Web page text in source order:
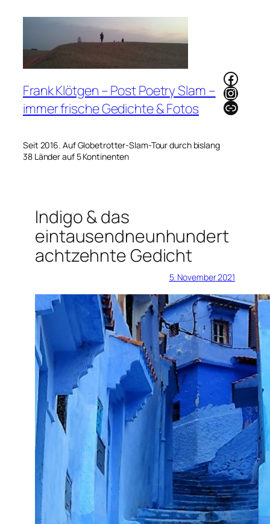
Frank Klötgen – Post Poetry Slam –
immer frische Gedichte & Fotos
Seit 2016. Auf Globetrotter-Slam-Tour durch bislang
38 Länder auf 5 Kontinenten
Link
Indigo & das
eintausendneunhundert
achtzehnte Gedicht
5. November 2021